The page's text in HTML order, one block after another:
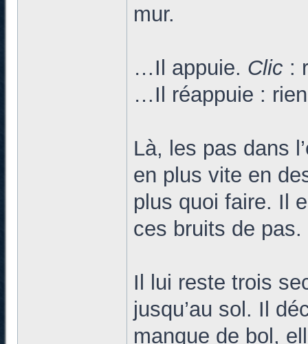
mur.
…Il appuie. Clic :
…Il réappuie :
Là, les pas dans
en plus vite en
plus quoi faire. Il
ces bruits de pas.
Il lui reste trois
jusqu’au sol. Il
manque de bol,